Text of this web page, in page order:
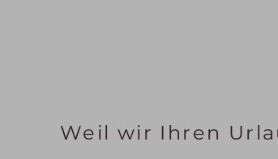
Weil wir Ihren